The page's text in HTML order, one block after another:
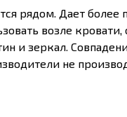
рядом. Дает
возле
и зеркал.
не